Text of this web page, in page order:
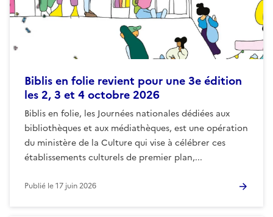
Biblis en folie revient pour une 3e édition
les 2, 3 et 4 octobre 2026
Biblis en folie, les Journées nationales dédiées aux
bibliothèques et aux médiathèques, est une opération
du ministère de la Culture qui vise à célébrer ces
établissements culturels de premier plan,...
Publié le17 juin 2026